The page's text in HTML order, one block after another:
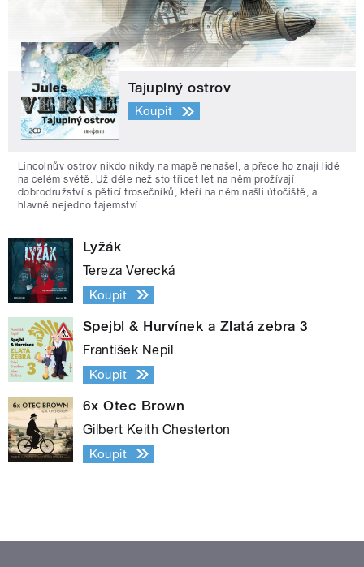
Tajuplný ostrov
Koupit
Lincolnův ostrov nikdo nikdy na mapě nenašel, a přece ho znají lidé
na celém světě. Už déle než sto třicet let na něm prožívají
dobrodružství s pěticí trosečníků, kteří na něm našli útočiště, a
hlavně nejedno tajemství.
Lyžák
Tereza Verecká
Koupit
Spejbl & Hurvínek a Zlatá zebra 3
František Nepil
Koupit
6x Otec Brown
Gilbert Keith Chesterton
Koupit